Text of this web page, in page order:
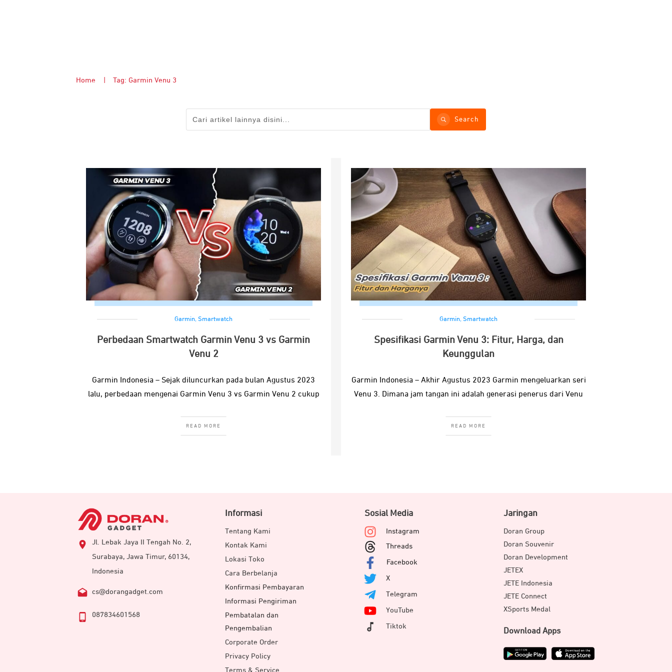
Home Tag: Garmin Venu 3
Search
Garmin, Smartwatch
Perbedaan Smartwatch Garmin Venu 3 vs Garmin
Venu 2
Garmin Indonesia – Sejak diluncurkan pada bulan Agustus 2023
lalu, perbedaan mengenai Garmin Venu 3 vs Garmin Venu 2 cukup
READ MORE
Garmin, Smartwatch
Spesifikasi Garmin Venu 3: Fitur, Harga, dan
Keunggulan
Garmin Indonesia – Akhir Agustus 2023 Garmin mengeluarkan seri
Venu 3. Dimana jam tangan ini adalah generasi penerus dari Venu
READ MORE
Jl. Lebak Jaya II Tengah No. 2,
Surabaya, Jawa Timur, 60134,
Indonesia
cs@dorangadget.com
087834601568
Informasi
Tentang Kami
Kontak Kami
Lokasi Toko
Cara Berbelanja
Konfirmasi Pembayaran
Informasi Pengiriman
Pembatalan dan
Pengembalian
Corporate Order
Privacy Policy
Terms & Service
Sosial Media
Instagram
Threads
Facebook
X
Telegram
YouTube
Tiktok
Jaringan
Doran Group
Doran Souvenir
Doran Development
JETEX
JETE Indonesia
JETE Connect
XSports Medal
Download Apps